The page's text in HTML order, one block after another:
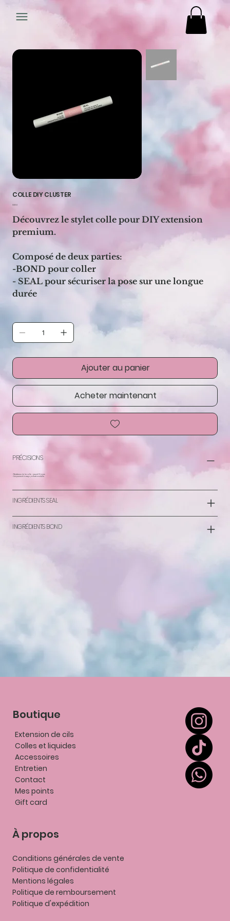
COLLE DIY CLUSTER
Prix
12,00 €
Découvrez le stylet colle pour DIY extension
premium.
Composé de deux parties:
-BOND pour coller
- SEAL pour sécuriser la pose sur une longue
durée
Ajouter au panier
Acheter maintenant
PRÉCISIONS
- Résistance de la colle : jusqu'à 12 jours.
- Uniquement à usage professionnnelle.
INGRÉDIENTS SEAL
INGRÉDIENTS BOND
Boutique
Extension de cils
Colles et liquides
Accessoires
Entretien
Contact
Mes points
Gift card
À propos
Conditions générales de vente
Politique de confidentialité
Mentions légales
Politique de remboursement
Politique d'expédition